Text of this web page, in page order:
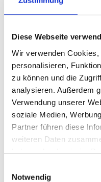
Diese Webseite
Wir verwenden
personalisieren,
zu können und die
analysieren. Außerdem
Verwendung unserer
soziale Medien,
Partner führen diese
weiteren Daten
Notwendig
Mobilzaunplatte